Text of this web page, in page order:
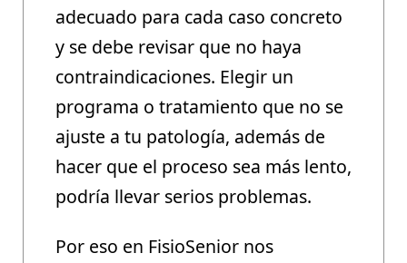
adecuado para cada caso concreto
y se debe revisar que no haya
contraindicaciones. Elegir un
programa o tratamiento que no se
ajuste a tu patología, además de
hacer que el proceso sea más lento,
podría llevar serios problemas.
Por eso en FisioSenior nos